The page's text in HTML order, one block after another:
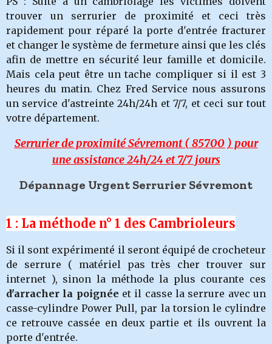
trouver un serrurier de proximité et ceci très
rapidement pour réparé la porte d'entrée fracturer
et changer le système de fermeture ainsi que les clés
afin de mettre en sécurité leur famille et domicile.
Mais cela peut être un tache compliquer si il est 3
heures du matin. Chez Fred Service nous assurons
un service d'astreinte 24h/24h et 7/7, et ceci sur tout
votre département.
Serrurier de proximité Sévremont ( 85700 ) pour
une assistance 24h/24 et 7/7 jours
Dépannage Urgent Serrurier Sévremont
1 : La méthode n° 1 des Cambrioleurs
Si il sont expérimenté il seront équipé de crocheteur
de serrure ( matériel pas très cher trouver sur
internet ), sinon la méthode la plus courante ces
d'arracher la poignée et il casse la serrure avec un
casse-cylindre Power Pull, par la torsion le cylindre
ce retrouve cassée en deux partie et ils ouvrent la
porte d'entrée.